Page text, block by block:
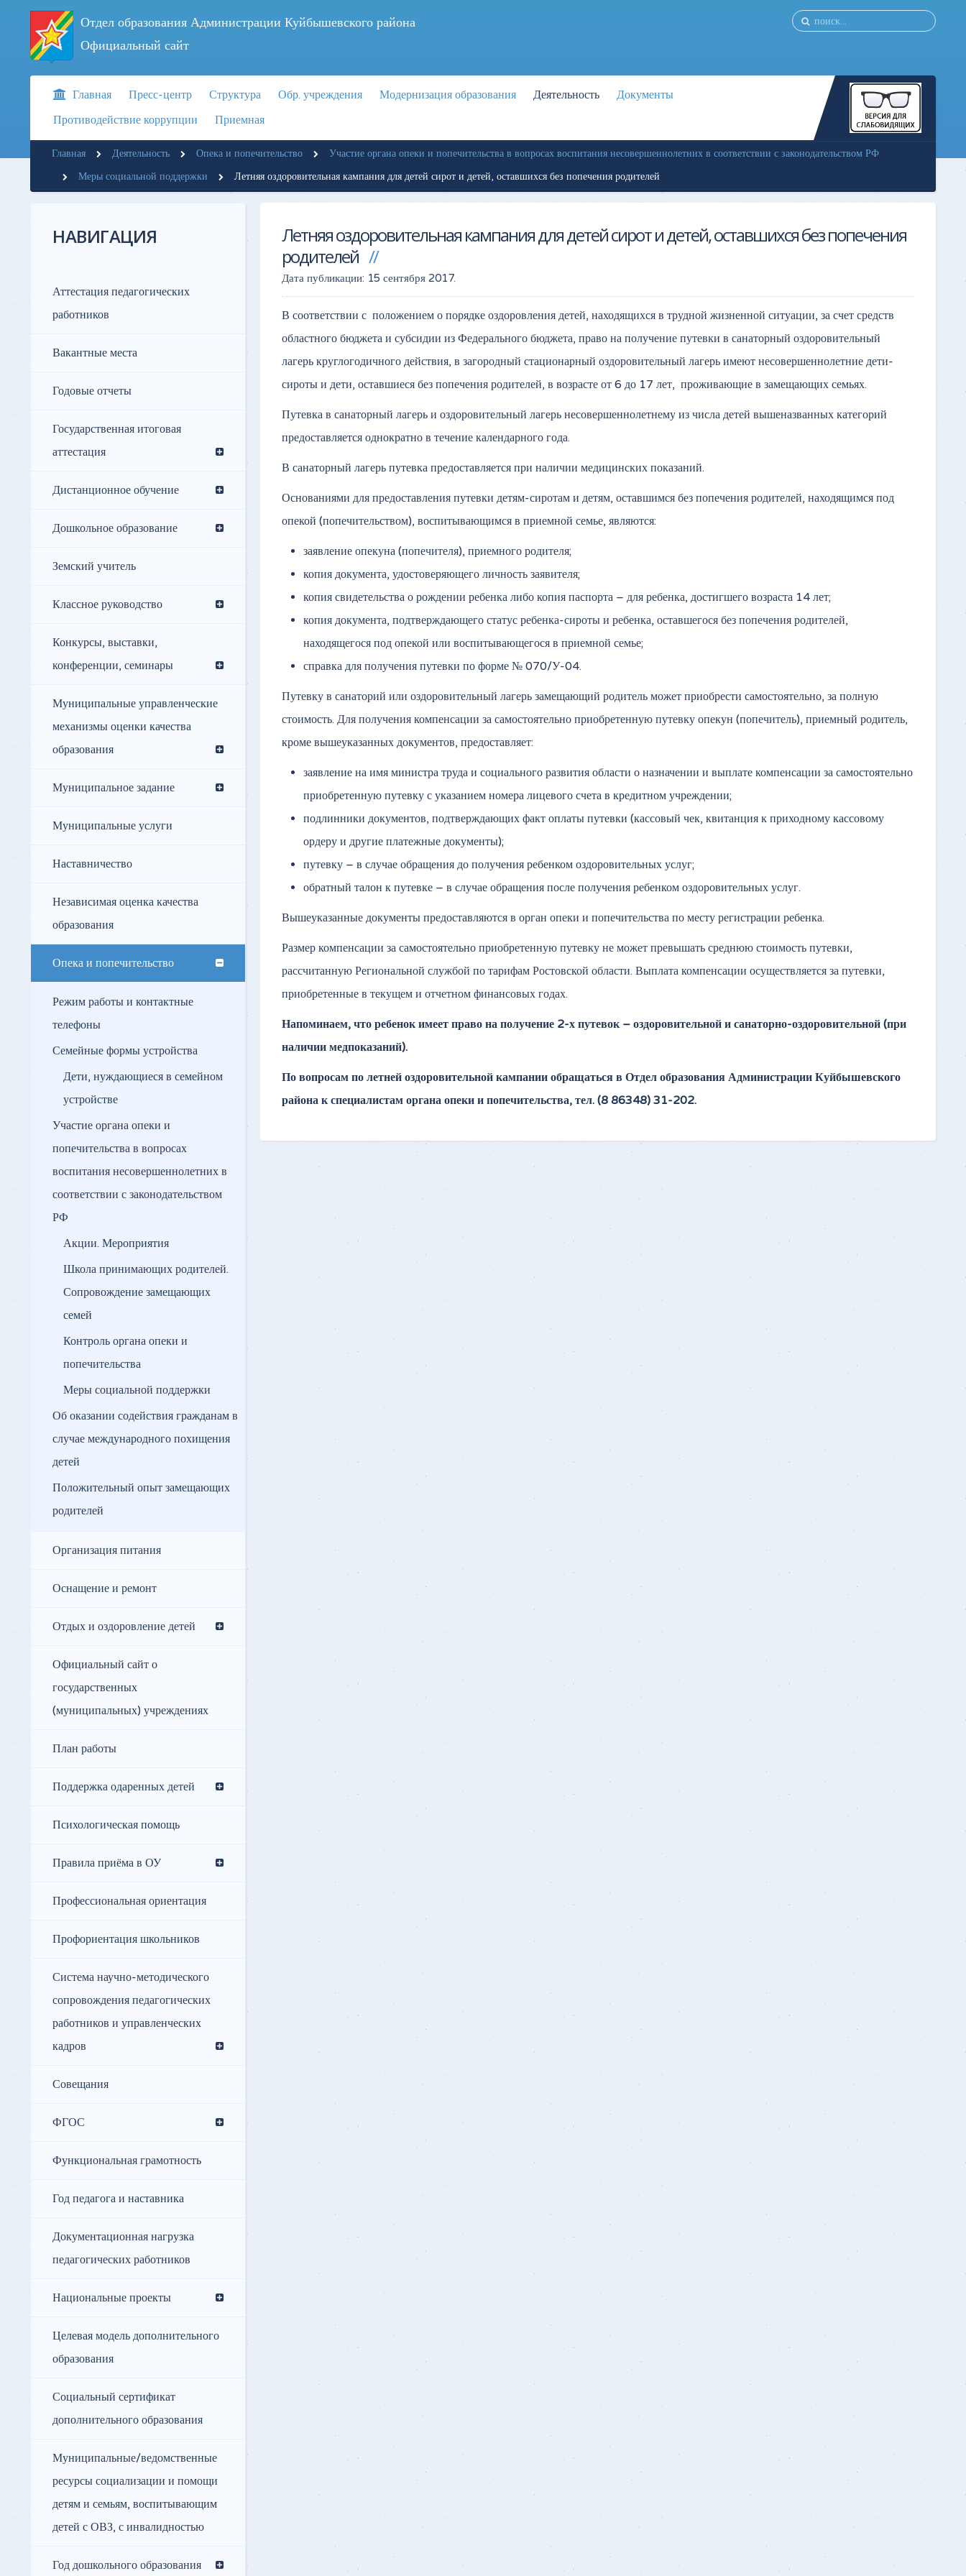
Отдел образования Администрации Куйбышевского района
Официальный сайт
Главная Пресс-центр Структура Обр. учреждения Модернизация образования Деятельность
Документы
Противодействие коррупции
Приемная
Главная Деятельность Опека и попечительство
Участие органа опеки и попечительства в вопросах воспитания несовершеннолетних в соответствии с законодательством РФ
Меры социальной поддержки
Летняя оздоровительная кампания для детей сирот и детей, оставшихся без попечения родителей
Летняя оздоровительная кампания для детей сирот и детей, оставшихся без попечения
родителей
Дата публикации: 15 сентября 2017.
В соответствии с положением о порядке оздоровления детей, находящихся в трудной жизненной ситуации, за счет средств
областного бюджета и субсидии из Федерального бюджета, право на получение путевки в санаторный оздоровительный
лагерь круглогодичного действия, в загородный стационарный оздоровительный лагерь имеют несовершеннолетние дети-
сироты и дети, оставшиеся без попечения родителей, в возрасте от 6 до 17 лет, проживающие в замещающих семьях.
Путевка в санаторный лагерь и оздоровительный лагерь несовершеннолетнему из числа детей вышеназванных категорий
предоставляется однократно в течение календарного года.
В санаторный лагерь путевка предоставляется при наличии медицинских показаний.
Основаниями для предоставления путевки детям-сиротам и детям, оставшимся без попечения родителей, находящимся под
опекой (попечительством), воспитывающимся в приемной семье, являются:
заявление опекуна (попечителя), приемного родителя;
копия документа, удостоверяющего личность заявителя;
копия свидетельства о рождении ребенка либо копия паспорта – для ребенка, достигшего возраста 14 лет;
копия документа, подтверждающего статус ребенка-сироты и ребенка, оставшегося без попечения родителей,
находящегося под опекой или воспитывающегося в приемной семье;
справка для получения путевки по форме № 070/У-04.
Путевку в санаторий или оздоровительный лагерь замещающий родитель может приобрести самостоятельно, за полную
стоимость. Для получения компенсации за самостоятельно приобретенную путевку опекун (попечитель), приемный родитель,
кроме вышеуказанных документов, предоставляет:
заявление на имя министра труда и социального развития области о назначении и выплате компенсации за самостоятельно
приобретенную путевку с указанием номера лицевого счета в кредитном учреждении;
подлинники документов, подтверждающих факт оплаты путевки (кассовый чек, квитанция к приходному кассовому
ордеру и другие платежные документы);
путевку – в случае обращения до получения ребенком оздоровительных услуг;
обратный талон к путевке – в случае обращения после получения ребенком оздоровительных услуг.
Вышеуказанные документы предоставляются в орган опеки и попечительства по месту регистрации ребенка.
Размер компенсации за самостоятельно приобретенную путевку не может превышать среднюю стоимость путевки,
рассчитанную Региональной службой по тарифам Ростовской области. Выплата компенсации осуществляется за путевки,
приобретенные в текущем и отчетном финансовых годах.
Напоминаем, что ребенок имеет право на получение 2-х путевок – оздоровительной и санаторно-оздоровительной (при
наличии медпоказаний).
По вопросам по летней оздоровительной кампании обращаться в Отдел образования Администрации Куйбышевского
района к специалистам органа опеки и попечительства, тел. (8 86348) 31-202.
НАВИГАЦИЯ
Аттестация педагогических
работников
Вакантные места
Годовые отчеты
Государственная итоговая
аттестация
Дистанционное обучение
Дошкольное образование
Земский учитель
Классное руководство
Конкурсы, выставки,
конференции, семинары
Муниципальные управленческие
механизмы оценки качества
образования
Муниципальное задание
Муниципальные услуги
Наставничество
Независимая оценка качества
образования
Опека и попечительство
Режим работы и контактные
телефоны
Семейные формы устройства
Дети, нуждающиеся в семейном
устройстве
Участие органа опеки и
попечительства в вопросах
воспитания несовершеннолетних в
соответствии с законодательством
РФ
Акции. Мероприятия
Школа принимающих родителей.
Сопровождение замещающих
семей
Контроль органа опеки и
попечительства
Меры социальной поддержки
Об оказании содействия гражданам в
случае международного похищения
детей
Положительный опыт замещающих
родителей
Организация питания
Оснащение и ремонт
Отдых и оздоровление детей
Официальный сайт о
государственных
(муниципальных) учреждениях
План работы
Поддержка одаренных детей
Психологическая помощь
Правила приёма в ОУ
Профессиональная ориентация
Профориентация школьников
Система научно-методического
сопровождения педагогических
работников и управленческих
кадров
Совещания
ФГОС
Функциональная грамотность
Год педагога и наставника
Документационная нагрузка
педагогических работников
Национальные проекты
Целевая модель дополнительного
образования
Социальный сертификат
дополнительного образования
Муниципальные/ведомственные
ресурсы социализации и помощи
детям и семьям, воспитывающим
детей с ОВЗ, с инвалидностью
Год дошкольного образования